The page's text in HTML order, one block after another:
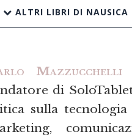
ALTRI LIBRI DI NAUSICA
Mazzucchelli
di
sulla tecnologia